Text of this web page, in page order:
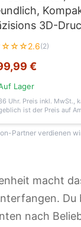
3D-
2.6(2)
€
Lager
Uhr. Preis inkl. MwSt.,
ist der Preis auf
Partner verdienen
macht
nach